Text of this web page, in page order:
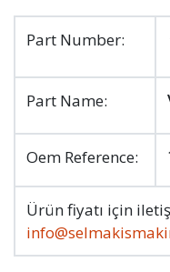
Part Number:
Part Name:
Oem Reference:
Ürün fiyatı için